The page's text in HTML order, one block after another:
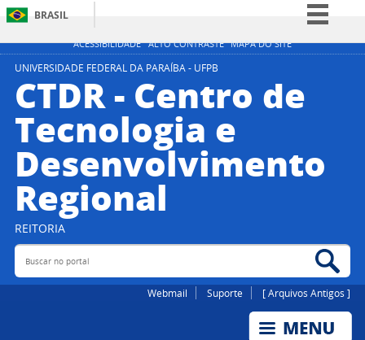
ACESSIBILIDADE ALTO CONTRASTE MAPA DO SITE
BRASIL
Simplifique!
Participe
Legislação
Canais
UNIVERSIDADE FEDERAL DA PARAÍBA - UFPB
CTDR - Centro de
Tecnologia e
Desenvolvimento
Regional
REITORIA
Buscar no portal
Webmail Suporte [ Arquivos Antigos ]